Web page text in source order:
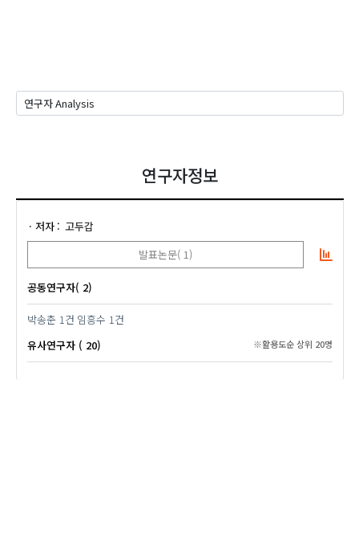
연구자정보
저자
고두갑
발표논문( 1)
공동연구자( 2)
박송춘 1건 임흥수 1건
유사연구자 ( 20)
※활용도순 상위 20명